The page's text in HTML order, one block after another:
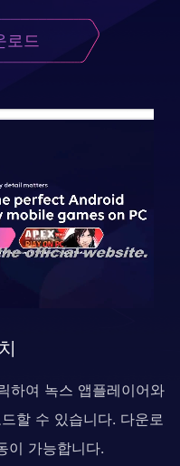
로드
하여 녹스 앱플레이어와
할 수 있습니다. 다운로
이 가능합니다.